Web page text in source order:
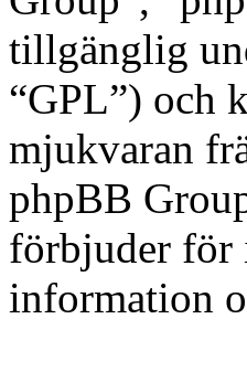
tillgänglig
“GPL”) och
mjukvaran
phpBB
förbjuder för
information